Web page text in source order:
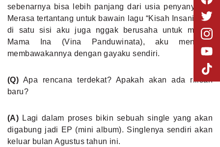
sebenarnya bisa lebih panjang dari usia penyanyinya.
Merasa tertantang untuk bawain lagu “Kisah Insani” tapi
di satu sisi aku juga nggak berusaha untuk meniru
Mama Ina (Vina Panduwinata), aku mencoba
membawakannya dengan gayaku sendiri.
(Q) Apa rencana terdekat? Apakah akan ada rilisan
baru?
(A) Lagi dalam proses bikin sebuah single yang akan
digabung jadi EP (mini album). Singlenya sendiri akan
keluar bulan Agustus tahun ini.